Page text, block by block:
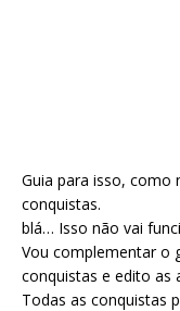
Guia para isso, como
conquistas.
blá… Isso não vai
Vou complementar o
conquistas e edito as
Todas as conquistas